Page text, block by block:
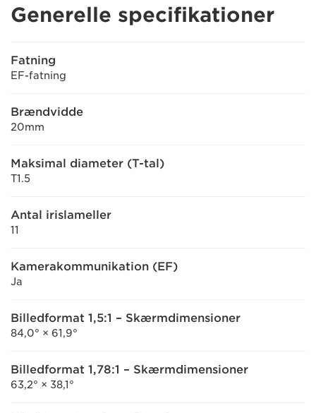
Generelle specifikationer
Fatning
EF-fatning
Brændvidde
20mm
Maksimal diameter (T-tal)
T1.5
Antal irislameller
11
Kamerakommunikation (EF)
Ja
Billedformat 1,5:1 – Skærmdimensioner
84,0° × 61,9°
Billedformat 1,78:1 – Skærmdimensioner
63,2° × 38,1°